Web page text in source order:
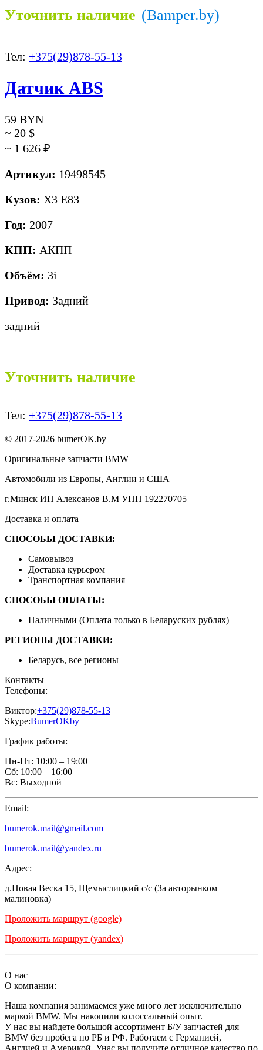
Уточнить наличие (Bamper.by)
Тел: +375(29)878-55-13
Датчик ABS
59 BYN
~ 20 $
~ 1 626 ₽
Артикул: 19498545
Кузов: X3 E83
Год: 2007
КПП: АКПП
Объём: 3i
Привод: Задний
задний
Уточнить наличие
Тел: +375(29)878-55-13
© 2017-2026 bumerOK.by
Оригинальные запчасти BMW
Автомобили из Европы, Англии и США
г.Минск ИП Алексанов В.М УНП 192270705
Доставка и оплата
СПОСОБЫ ДОСТАВКИ:
Самовывоз
Доставка курьером
Транспортная компания
СПОСОБЫ ОПЛАТЫ:
Наличными (Оплата только в Беларуских рублях)
РЕГИОНЫ ДОСТАВКИ:
Беларусь, все регионы
Контакты
Телефоны:
Виктор:+375(29)878-55-13
Skype:BumerOKby
График работы:
Пн-Пт: 10:00 – 19:00
Сб: 10:00 – 16:00
Вс: Выходной
Email:
bumerok.mail@gmail.com
bumerok.mail@yandex.ru
Адрес:
д.Новая Веска 15, Щемыслицкий с/с (За авторынком
малиновка)
Проложить маршрут (google)
Проложить маршрут (yandex)
О нас
О компании:
Наша компания занимаемся уже много лет исключительно
маркой BMW. Мы накопили колоссальный опыт.
У нас вы найдете большой ассортимент Б/У запчастей для
BMW без пробега по РБ и РФ. Работаем с Германией,
Англией и Америкой. Унас вы получите отличное качество по